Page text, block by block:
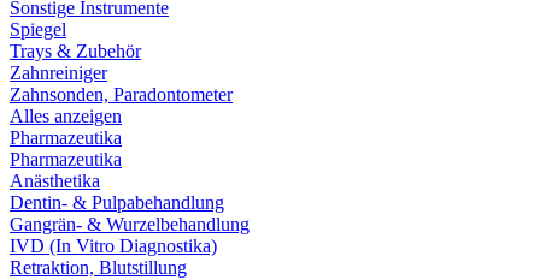
Sonstige Instrumente
Spiegel
Trays & Zubehör
Zahnreiniger
Zahnsonden, Paradontometer
Alles anzeigen
Pharmazeutika
Pharmazeutika
Anästhetika
Dentin- & Pulpabehandlung
Gangrän- & Wurzelbehandlung
IVD (In Vitro Diagnostika)
Retraktion, Blutstillung